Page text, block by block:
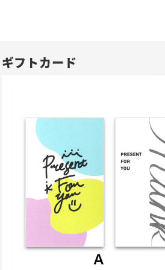
ギフトカード